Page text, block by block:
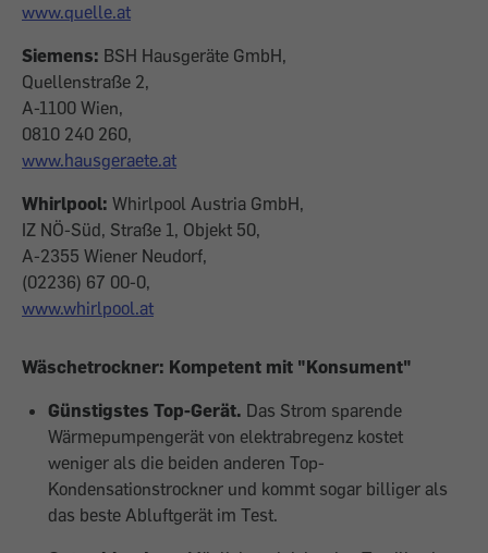
www.quelle.at
Siemens: BSH Hausgeräte GmbH,
Quellenstraße 2,
A-1100 Wien,
0810 240 260,
www.hausgeraete.at
Whirlpool: Whirlpool Austria GmbH,
IZ NÖ-Süd, Straße 1, Objekt 50,
A-2355 Wiener Neudorf,
(02236) 67 00-0,
www.whirlpool.at
Wäschetrockner: Kompetent mit "Konsument"
Günstigstes Top-Gerät. Das Strom sparende
Wärmepumpengerät von elektrabregenz kostet
weniger als die beiden anderen Top-
Kondensationstrockner und kommt sogar billiger als
das beste Abluftgerät im Test.